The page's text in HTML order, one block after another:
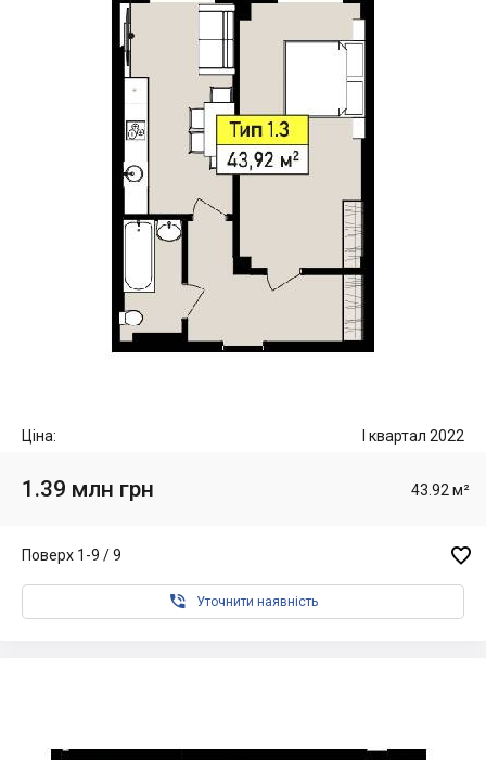
Ціна: I квартал 2022
1.39 млн грн 43.92 м²
Поверх 1-9 / 9 
 Уточнити наявність